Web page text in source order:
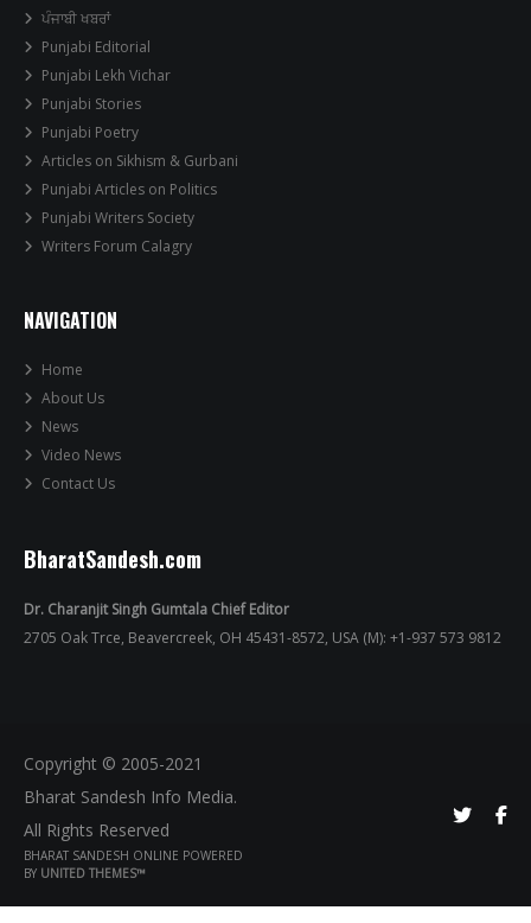
ਪੰਜਾਬੀ ਖਬਰਾਂ
Punjabi Editorial
Punjabi Lekh Vichar
Punjabi Stories
Punjabi Poetry
Articles on Sikhism & Gurbani
Punjabi Articles on Politics
Punjabi Writers Society
Writers Forum Calagry
NAVIGATION
Home
About Us
News
Video News
Contact Us
BharatSandesh.com
Dr. Charanjit Singh Gumtala Chief Editor
2705 Oak Trce, Beavercreek, OH 45431-8572, USA (M): +1-937 573 9812
Copyright © 2005-2021
Bharat Sandesh Info Media.
All Rights Reserved
BHARAT SANDESH ONLINE POWERED
BY UNITED THEMES™